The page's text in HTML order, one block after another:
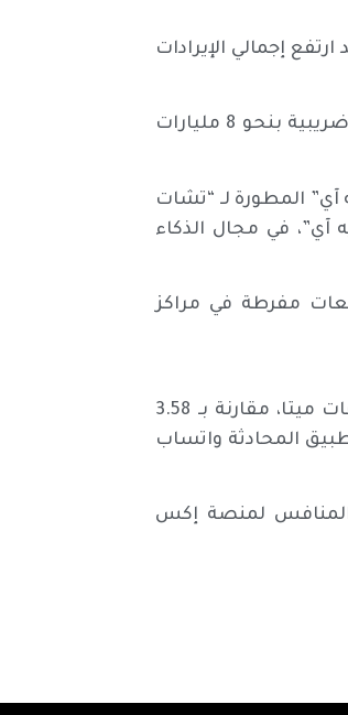
إجمالي الإيرادات
وقفزت الأرباح بنسبة 61% لتصل إلى نحو 26.8 مليار دولار، وتشمل هذه النتيجة فائدة ضريبية بنحو 8 مليارات
المطورة لـ “تشات
آي”، في مجال الذكاء
سعات مفرطة في مراكز
وخلال الفترة الأخيرة، استخدم 3.56 مليار شخص على الأقل تطبيقاً واحداً من تطبيقات ميتا، مقارنة بـ 3.58
تطبيق المحادثة واتساب
المنافس لمنصة إكس